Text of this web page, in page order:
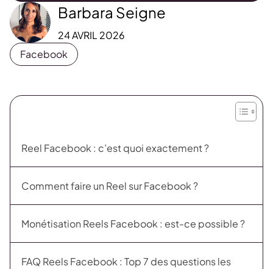
Barbara Seigne
24 AVRIL 2026
Facebook
Reel Facebook : c’est quoi exactement ?
Comment faire un Reel sur Facebook ?
Monétisation Reels Facebook : est-ce possible ?
FAQ Reels Facebook : Top 7 des questions les